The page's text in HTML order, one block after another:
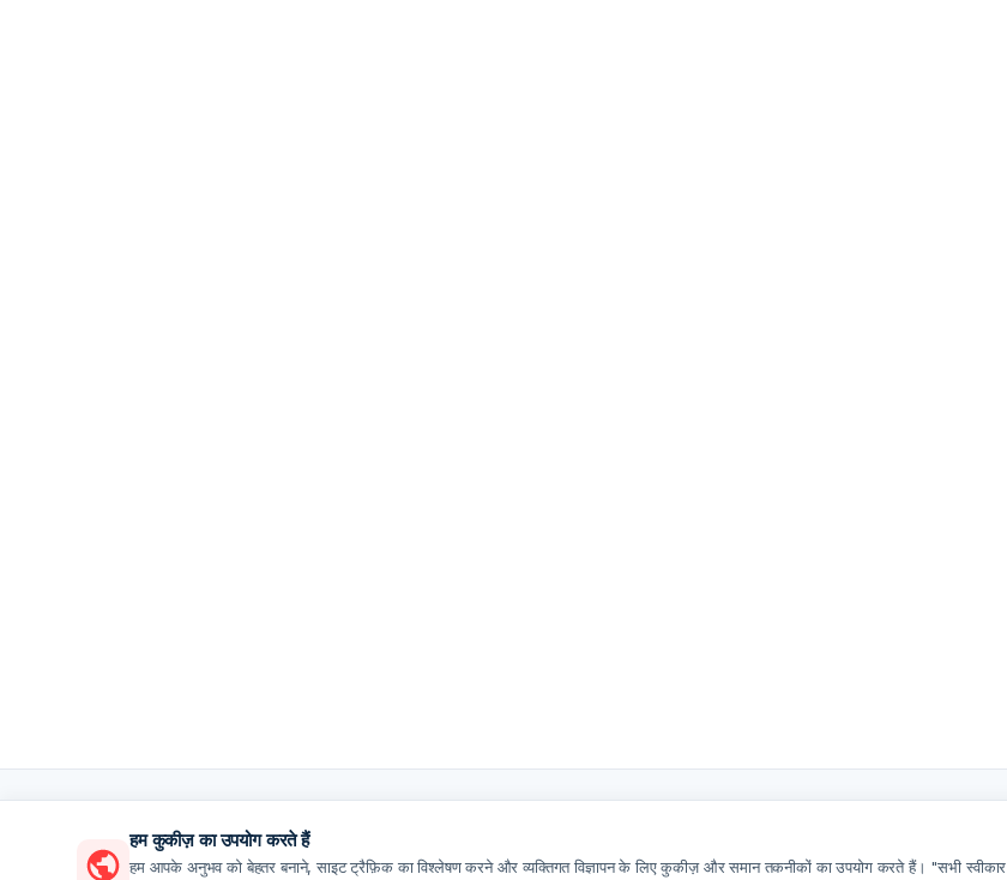
हम कुकीज़ का उपयोग करते हैं
हम आपके अनुभव को बेहतर बनाने, साइट ट्रैफ़िक का विश्लेषण करने और व्यक्तिगत विज्ञापन के लिए कुकीज़ और समान तकनीकों का उपयोग करते हैं। "सभी स्वीकार